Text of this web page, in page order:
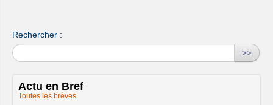
Rechercher :
>>
Actu en Bref
Toutes les brèves